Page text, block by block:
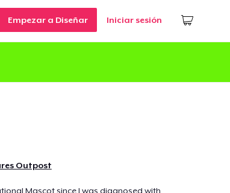
Empezar a Diseñar Iniciar sesión
Outpost
Mascot since I was diagnosed with